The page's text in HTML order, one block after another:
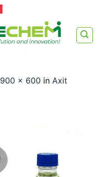
900 × 600 in Axit